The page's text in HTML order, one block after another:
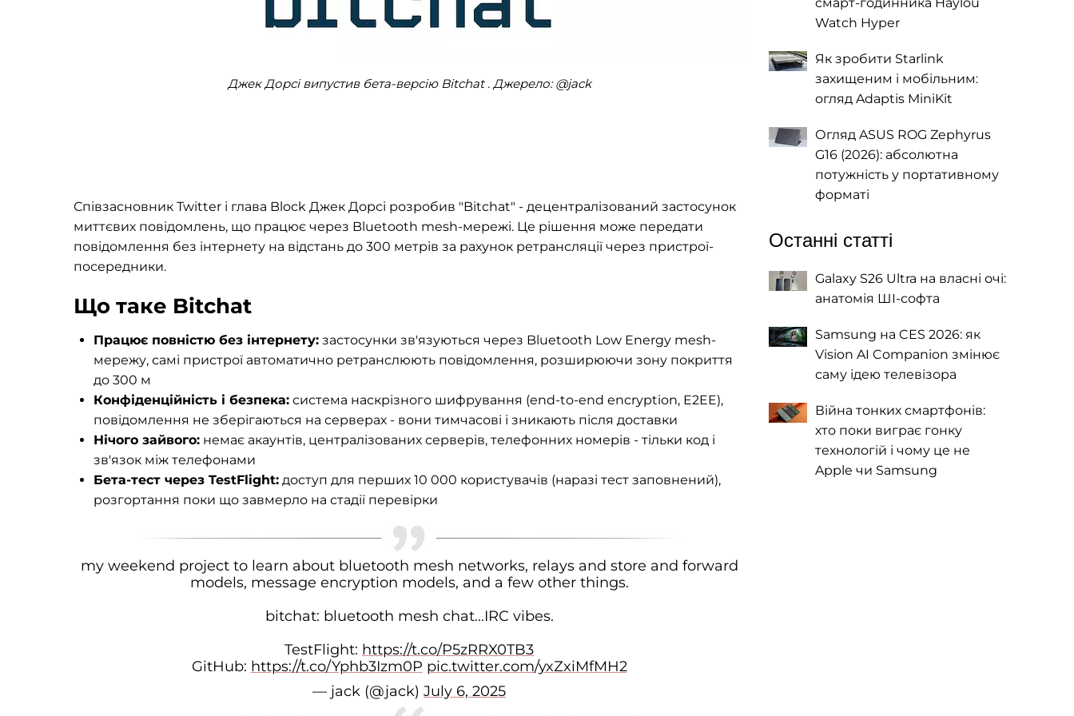
Джек Дорсі випустив бета-версію Bitchat . Джерело: @jack
Співзасновник Twitter і глава Block Джек Дорсі розробив "Bitchat" - децентралізований застосунок
миттєвих повідомлень, що працює через Bluetooth mesh-мережі. Це рішення може передати
повідомлення без інтернету на відстань до 300 метрів за рахунок ретрансляції через пристрої-
посередники.
Що таке Bitchat
Працює повністю без інтернету: застосунки зв'язуються через Bluetooth Low Energy mesh-
мережу, самі пристрої автоматично ретранслюють повідомлення, розширюючи зону покриття
до 300 м
Конфіденційність і безпека: система наскрізного шифрування (end-to-end encryption, E2EE),
повідомлення не зберігаються на серверах - вони тимчасові і зникають після доставки
Нічого зайвого: немає акаунтів, централізованих серверів, телефонних номерів - тільки код і
зв'язок між телефонами
Бета-тест через TestFlight: доступ для перших 10 000 користувачів (наразі тест заповнений),
розгортання поки що завмерло на стадії перевірки
my weekend project to learn about bluetooth mesh networks, relays and store and forward
models, message encryption models, and a few other things.
bitchat: bluetooth mesh chat...IRC vibes.
TestFlight: https://t.co/P5zRRX0TB3
GitHub: https://t.co/Yphb3Izm0P pic.twitter.com/yxZxiMfMH2
— jack (@jack) July 6, 2025
Watch Hyper
Як зробити Starlink
захищеним і мобільним:
огляд Adaptis MiniKit
Огляд ASUS ROG Zephyrus
G16 (2026): абсолютна
потужність у портативному
форматі
Останні статті
Galaxy S26 Ultra на власні очі:
анатомія ШІ-софта
Samsung на CES 2026: як
Vision AI Companion змінює
саму ідею телевізора
Війна тонких смартфонів:
хто поки виграє гонку
технологій і чому це не
Apple чи Samsung